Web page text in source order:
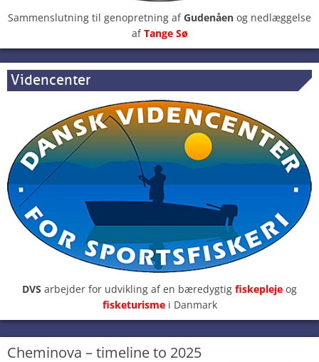
Sammenslutning til genopretning afGudenåen og nedlæggelse
afTange Sø
Videncenter
DVS arbejder for udvikling af en bæredygtig fiskepleje og
fisketurisme i Danmark
Cheminova – timeline to 2025